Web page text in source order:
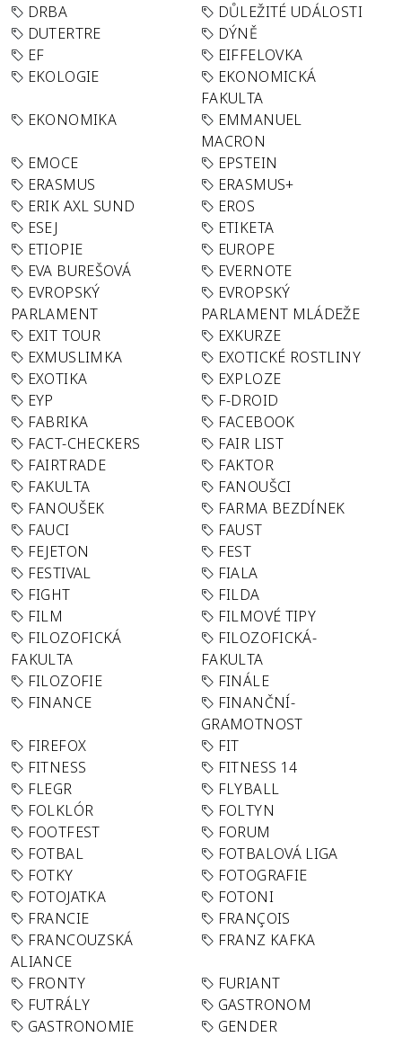
DRBA
DŮLEŽITÉ UDÁLOSTI
DUTERTRE
DÝNĚ
EF
EIFFELOVKA
EKOLOGIE
EKONOMICKÁ
FAKULTA
EKONOMIKA
EMMANUEL
MACRON
EMOCE
EPSTEIN
ERASMUS
ERASMUS+
ERIK AXL SUND
EROS
ESEJ
ETIKETA
ETIOPIE
EUROPE
EVA BUREŠOVÁ
EVERNOTE
EVROPSKÝ
PARLAMENT
EVROPSKÝ
PARLAMENT MLÁDEŽE
EXIT TOUR
EXKURZE
EXMUSLIMKA
EXOTICKÉ ROSTLINY
EXOTIKA
EXPLOZE
EYP
F-DROID
FABRIKA
FACEBOOK
FACT-CHECKERS
FAIR LIST
FAIRTRADE
FAKTOR
FAKULTA
FANOUŠCI
FANOUŠEK
FARMA BEZDÍNEK
FAUCI
FAUST
FEJETON
FEST
FESTIVAL
FIALA
FIGHT
FILDA
FILM
FILMOVÉ TIPY
FILOZOFICKÁ
FAKULTA
FILOZOFICKÁ-
FAKULTA
FILOZOFIE
FINÁLE
FINANCE
FINANČNÍ-
GRAMOTNOST
FIREFOX
FIT
FITNESS
FITNESS 14
FLEGR
FLYBALL
FOLKLÓR
FOLTYN
FOOTFEST
FORUM
FOTBAL
FOTBALOVÁ LIGA
FOTKY
FOTOGRAFIE
FOTOJATKA
FOTONI
FRANCIE
FRANÇOIS
FRANCOUZSKÁ
ALIANCE
FRANZ KAFKA
FRONTY
FURIANT
FUTRÁLY
GASTRONOM
GASTRONOMIE
GENDER